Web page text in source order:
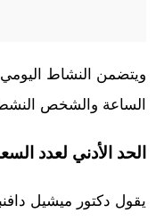
الساعة والشخص النشط
الحد الأدني لعدد
يقول دكتور ميشيل